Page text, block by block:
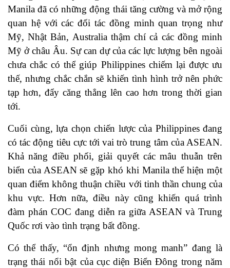
Manila đã có những động thái tăng cường và mở rộng
quan hệ với các đối tác đồng minh quan trọng như
Mỹ, Nhật Bản, Australia thậm chí cả các đồng minh
Mỹ ở châu Âu. Sự can dự của các lực lượng bên ngoài
chưa chắc có thể giúp Philippines chiếm lại được ưu
thế, nhưng chắc chắn sẽ khiến tình hình trở nên phức
tạp hơn, đẩy căng thẳng lên cao hơn trong thời gian
tới.
Cuối cùng, lựa chọn chiến lược của Philippines đang
có tác động tiêu cực tới vai trò trung tâm của ASEAN.
Khả năng điều phối, giải quyết các mâu thuẫn trên
biển của ASEAN sẽ gặp khó khi Manila thể hiện một
quan điểm không thuận chiều với tinh thần chung của
khu vực. Hơn nữa, điều này cũng khiến quá trình
đàm phán COC đang diễn ra giữa ASEAN và Trung
Quốc rơi vào tình trạng bất đồng.
Có thể thấy, “ổn định nhưng mong manh” đang là
trạng thái nổi bật của cục diện Biển Đông trong năm